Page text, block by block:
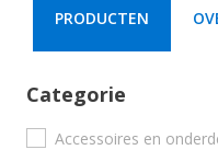
PRODUCTEN
Categorie
Accessoires en